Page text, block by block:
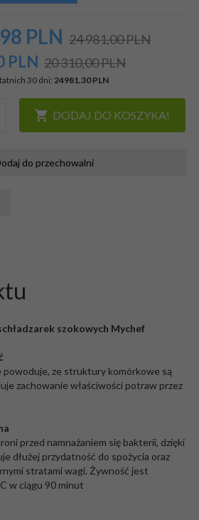
98 PLN 24 981,00 PLN
PLN 20 310,00 PLN
30 dni: 24981.30 PLN
DODAJ DO KOSZYKA!
do przechowalni
szokowych Mychef
powoduje, ze struktury komórkowe są
zachowanie właściwości potraw przez
przed namnażaniem się bakterii, dzięki
dłużej przydatność do spożycia oraz
stratami wagi. Żywność jest
w ciągu 90 minut